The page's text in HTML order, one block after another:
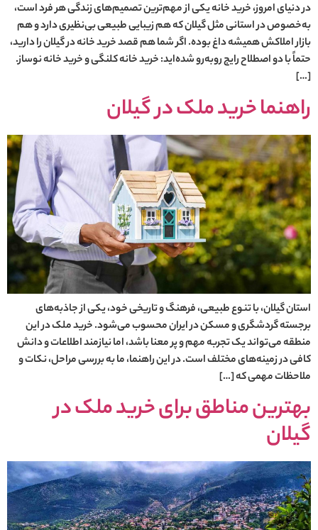
در دنیای امروز، خرید خانه یکی از مهم‌ترین تصمیم‌های زندگی هر فرد است،
به‌خصوص در استانی مثل گیلان که هم زیبایی طبیعی بی‌نظیری دارد و هم
بازار املاکش همیشه داغ بوده. اگر شما هم قصد خرید خانه در گیلان را دارید،
حتماً با دو اصطلاح رایج روبه‌رو شده‌اید: خرید خانه کلنگی و خرید خانه نوساز.
[…]
راهنما خرید ملک در گیلان
استان گیلان، با تنوع طبیعی، فرهنگ و تاریخی خود، یکی از جاذبه‌های
برجسته گردشگری و مسکن در ایران محسوب می‌شود. خرید ملک در این
منطقه می‌تواند یک تجربه مهم و پر معنا باشد، اما نیازمند اطلاعات و دانش
کافی در زمینه‌های مختلف است. در این راهنما، ما به بررسی مراحل، نکات و
ملاحظات مهمی که […]
بهترین مناطق برای خرید ملک در
گیلان